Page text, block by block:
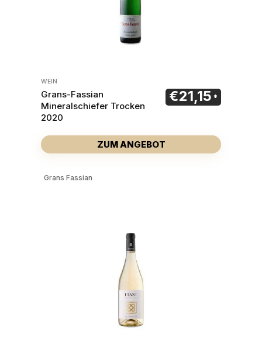
WEIN
Grans-Fassian
Mineralschiefer Trocken
2020
€21,15
ZUM ANGEBOT
Grans Fassian